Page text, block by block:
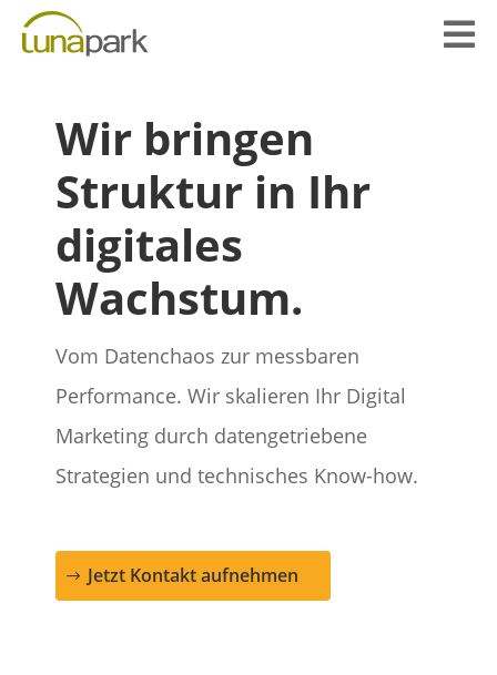

Wir bringen
Struktur in Ihr
digitales
Wachstum.
Vom Datenchaos zur messbaren
Performance. Wir skalieren Ihr Digital
Marketing durch datengetriebene
Strategien und technisches Know-how.
Jetzt Kontakt aufnehmen